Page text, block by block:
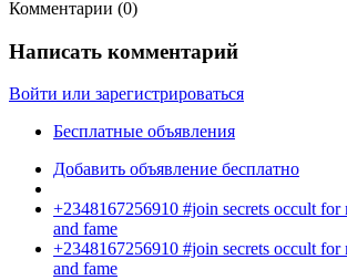
Комментарии (0)
Написать комментарий
Войти или зарегистрироваться
Бесплатные объявления
Добавить объявление бесплатно
+2348167256910 #join secrets occult
and fame
+2348167256910 #join secrets occult
and fame